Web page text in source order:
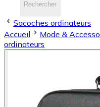
Rechercher
Sacoches ordinateurs
Accueil
Mode &
ordinateurs